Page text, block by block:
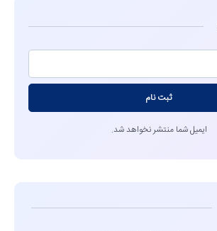
ثبت نام
ایمیل شما منتشر نخواهد شد.